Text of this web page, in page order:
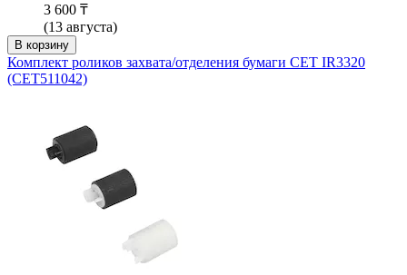
3 600 ₸
(13 августа)
В корзину
Комплект роликов захвата/отделения бумаги CET IR3320
(CET511042)